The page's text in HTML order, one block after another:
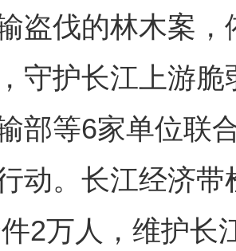
盗伐的林木案
守护长江上游
部等6家单位联
动。长江经济
2万人，维护长